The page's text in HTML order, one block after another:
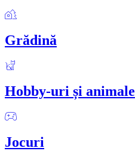
Grădină
Hobby-uri și animale
Jocuri